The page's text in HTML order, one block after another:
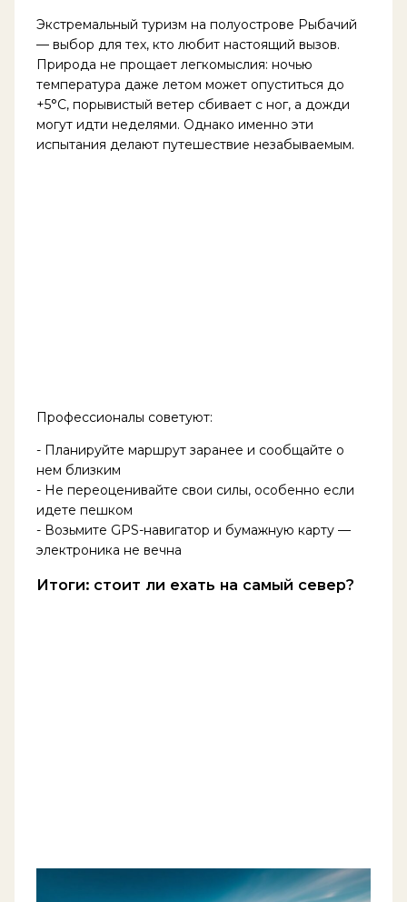
Экстремальный туризм на полуострове Рыбачий
— выбор для тех, кто любит настоящий вызов.
Природа не прощает легкомыслия: ночью
температура даже летом может опуститься до
+5°С, порывистый ветер сбивает с ног, а дожди
могут идти неделями. Однако именно эти
испытания делают путешествие незабываемым.
Профессионалы советуют:
- Планируйте маршрут заранее и сообщайте о
нем близким
- Не переоценивайте свои силы, особенно если
идете пешком
- Возьмите GPS-навигатор и бумажную карту —
электроника не вечна
Итоги: стоит ли ехать на самый север?